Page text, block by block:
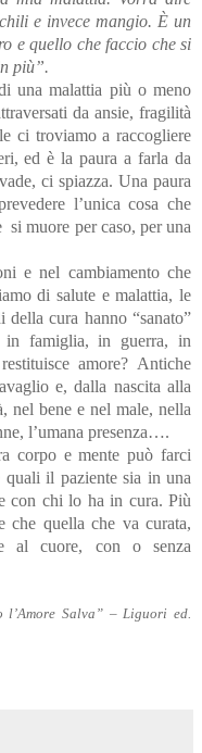
e invece mangio. È un
e quello che faccio che si
più”.
una malattia più o meno
da ansie, fragilità
ci troviamo a raccogliere
ed è la paura a farla da
ci spiazza. Una paura
l’unica cosa che
si muore per caso, per una
e nel cambiamento che
di salute e malattia, le
della cura hanno “sanato”
in famiglia, in guerra, in
amore? Antiche
e, dalla nascita alla
nel bene e nel male, nella
l’umana presenza….
corpo e mente può farci
il paziente sia in una
con chi lo ha in cura. Più
che quella che va curata,
al cuore, con o senza
Salva” – Liguori ed.